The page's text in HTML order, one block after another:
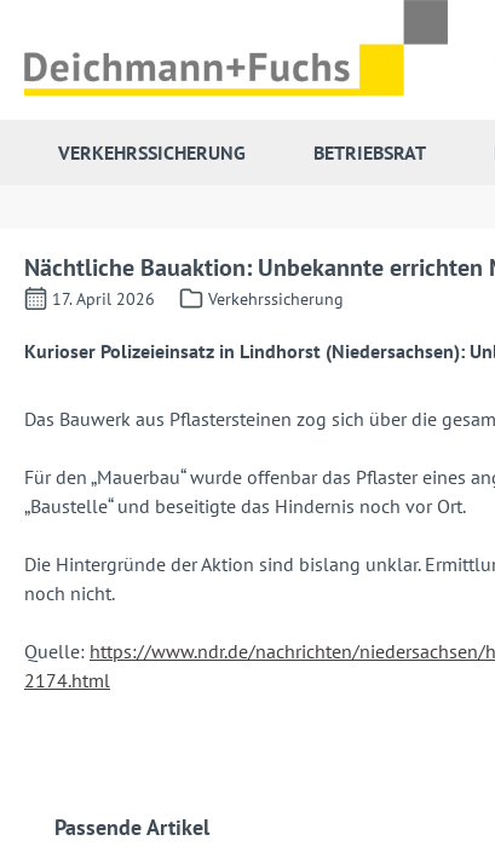
VERKEHRSSICHERUNG BETRIEBSRAT
Nächtliche Bauaktion: Unbekannte errichten
17. April 2026 Verkehrssicherung
Kurioser Polizeieinsatz in Lindhorst (Niedersachsen):
Das Bauwerk aus Pflastersteinen zog sich über die
Für den „Mauerbau“ wurde offenbar das Pflaster eines
„Baustelle“ und beseitigte das Hindernis noch vor Ort.
Die Hintergründe der Aktion sind bislang unklar.
noch nicht.
Quelle: https://www.ndr.de/nachrichten/
2174.html
Produktgalerie überspringen
Passende Artikel